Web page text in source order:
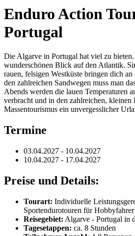
Enduro Action
Portugal
Die Algarve in Portugal hat viel zu
wunderschönen Blick auf den Atlantik.
rauen, felsigen Westküste bringen dich
den zahlreichen Sandwegen muss man
Abends werden die lauen Temperaturen
verbracht und in den zahlreichen, kleinen
Massentourismus ein unvergesslicher
Termine
03.04.2027 - 10.04.2027
10.04.2027 - 17.04.2027
Preise und Details:
Tourart: Individuelle
Sportendurotouren für
Reisegebiet: Algarve - Portugal in
Tagesetappen: ca. 8 Stunden